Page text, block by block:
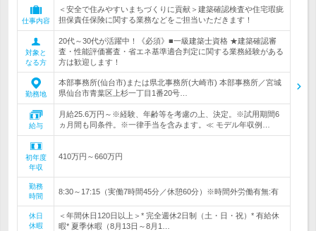
仕事内容
＜安全で住みやすいまちづくりに貢献＞建築確認検査や住宅瑕疵
担保責任保険に関する業務などをご担当いただきます！
対象と
なる方
20代～30代が活躍中！《必須》■一級建築士資格 ★建築確認審
査・性能評価審査・省エネ基準適合判定に関する業務経験がある
方は歓迎します！
勤務地
本部事務所(仙台市)または県北事務所(大崎市) 本部事務所／宮城
県仙台市青葉区上杉一丁目1番20号…
給与
月給25.6万円～※経験、年齢等を考慮の上、決定。※試用期間6
ヵ月間も同条件。※一律手当を含みます。≪ モデル年収例…
初年度
年収
410万円～660万円
勤務
時間
8:30～17:15（実働7時間45分／休憩60分）※時間外労働有無:有
休日
休暇
＜年間休日120日以上＞* 完全週休2日制（土・日・祝）* 有給休
暇* 夏季休暇（8月13日～8月1…